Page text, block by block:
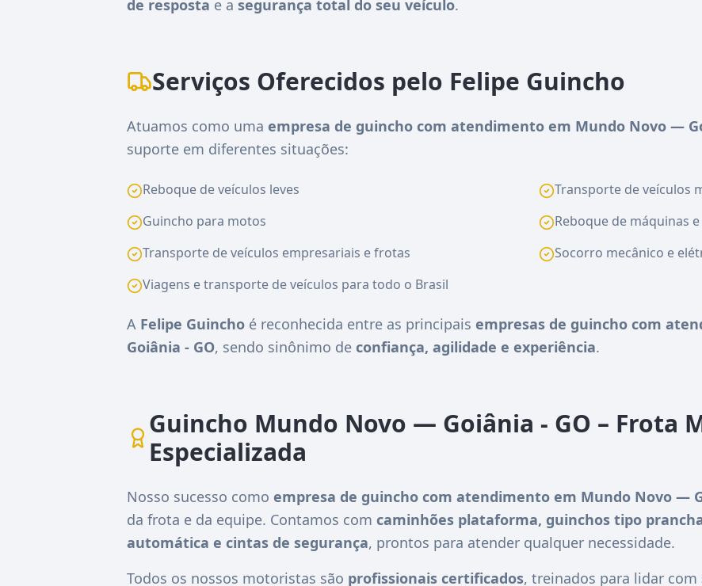
de resposta e a segurança total do seu veículo.
Serviços Oferecidos pelo Felipe Guincho
Atuamos como uma empresa de guincho com atendimento em Mundo Novo —
suporte em diferentes situações:
Reboque de veículos leves
Transporte de veículos
Guincho para motos
Reboque de máquinas
Transporte de veículos empresariais e frotas
Socorro mecânico e
Viagens e transporte de veículos para todo o Brasil
A Felipe Guincho é reconhecida entre as principais empresas de guincho com
Goiânia - GO, sendo sinônimo de confiança, agilidade e experiência.
Guincho Mundo Novo — Goiânia - GO – Frota
Especializada
Nosso sucesso como empresa de guincho com atendimento em Mundo Novo —
da frota e da equipe. Contamos com caminhões plataforma, guinchos tipo
automática e cintas de segurança, prontos para atender qualquer necessidade.
Todos os nossos motoristas são profissionais certificados, treinados para lidar com